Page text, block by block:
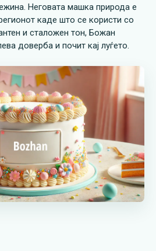
Неговата машка природа е
каде што се користи со
и сталожен тон, Божан
доверба и почит кај луѓето.